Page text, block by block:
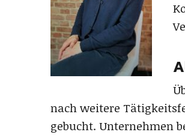
nach weitere
gebucht. Unternehmen